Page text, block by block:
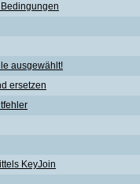
ausgewählt!
ersetzen
KeyJoin